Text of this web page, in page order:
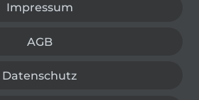
Impressum
AGB
Datenschutz